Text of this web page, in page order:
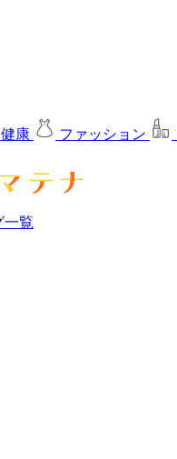
健康 ファッション
一覧